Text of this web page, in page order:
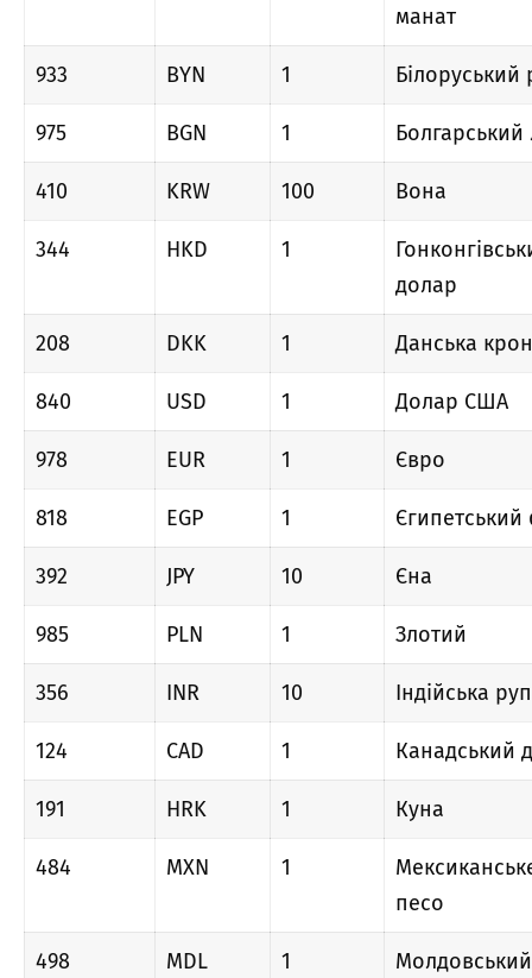
манат
933 BYN 1 Білоруський
975 BGN 1 Болгарський
410 KRW 100 Вона
344 HKD 1
долар
208 DKK 1 Данська
840 USD 1 Долар США
978 EUR 1 Євро
818 EGP 1 Єгипетський
392 JPY 10 Єна
985 PLN 1 Злотий
356 INR 10 Індійська
124 CAD 1 Канадський
191 HRK 1 Куна
484 MXN 1
песо
498 MDL 1